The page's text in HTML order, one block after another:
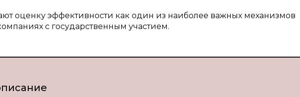
оценку эффективности как один из наиболее важных механизмов
с государственным участием.